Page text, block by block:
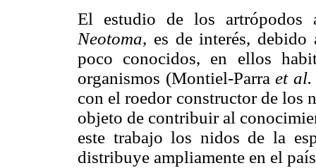
El estudio de los artrópodos
Neotoma, es de interés, debido
poco conocidos, en ellos
organismos (Montiel-Parraet al.
con el roedor constructor de los
objeto de contribuir al
este trabajo los nidos de la
distribuye ampliamente en el